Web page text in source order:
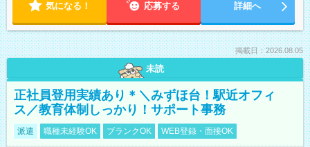
気になる！ 応募する 詳細へ
掲載日：2026.08.05
未読
正社員登用実績あり＊＼みずほ台！駅近オフィ
ス／教育体制しっかり！サポート事務
派遣 職種未経験OK ブランクOK WEB登録・面接OK